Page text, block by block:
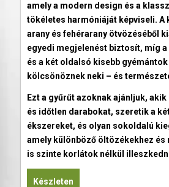
amely a modern design és a
tökéletes harmóniáját képviseli. A
arany és fehérarany ötvözéséből
egyedi megjelenést biztosít, míg
és a két oldalsó kisebb
kölcsönöznek neki – és
Ezt a gyűrűt azoknak ajánljuk,
és időtlen darabokat, szeretik a
ékszereket, és olyan sokoldalú
amely különböző öltözékekhez és
is szinte korlátok nélkül
Készleten